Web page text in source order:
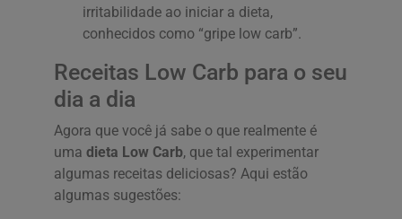
irritabilidade ao iniciar a dieta,
conhecidos como “gripe low carb”.
Receitas Low Carb para o seu
dia a dia
Agora que você já sabe o que realmente é
uma dieta Low Carb, que tal experimentar
algumas receitas deliciosas? Aqui estão
algumas sugestões: